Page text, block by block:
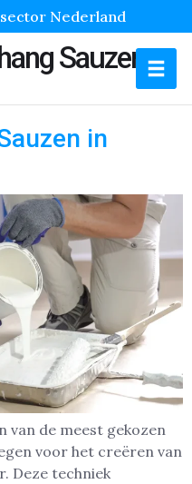
Nederland
Sauzen
in
van de meest gekozen
voor het creëren van
Deze techniek